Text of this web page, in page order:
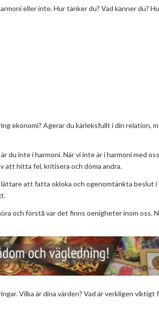
eller inte. Hur tänker du? Vad känner du?
ekonomi? Agerar du kärleksfullt i din relation,
inte i harmoni. När vi inte är i harmoni med
att hitta fel, kritisera och döma andra.
att fatta okloka och ogenomtänkta beslut
och förstå var det finns oenigheter inom oss.
Vilka är dina värden? Vad är verkligen viktigt